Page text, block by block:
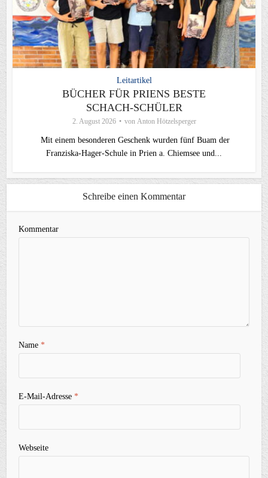
Leitartikel
BÜCHER FÜR PRIENS BESTE
SCHACH-SCHÜLER
2. August 2026 von Anton Hötzelsperger
Mit einem besonderen Geschenk wurden fünf Buam der
Franziska-Hager-Schule in Prien a. Chiemsee und...
Schreibe einen Kommentar
Kommentar
Name*
E-Mail-Adresse*
Webseite